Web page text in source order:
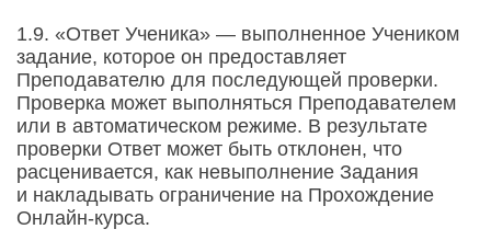
1.9. «Ответ Ученика» — выполненное Учеником
задание, которое он предоставляет
Преподавателю для последующей проверки.
Проверка может выполняться Преподавателем
или в автоматическом режиме. В результате
проверки Ответ может быть отклонен, что
расценивается, как невыполнение Задания
и накладывать ограничение на Прохождение
Онлайн-курса.